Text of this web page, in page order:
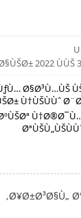
Ø§Ø³Ù…ÙŠ
Ù†ÙŠÙÙˆ
Ø¥Ø±Ø³Ø§Ù„